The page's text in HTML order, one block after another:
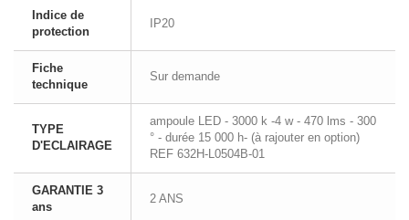
Indice de
protection
IP20
Fiche
technique
Sur demande
TYPE
D'ECLAIRAGE
ampoule LED - 3000 k -4 w - 470 lms - 300
° - durée 15 000 h- (à rajouter en option)
REF 632H-L0504B-01
GARANTIE 3
ans
2 ANS